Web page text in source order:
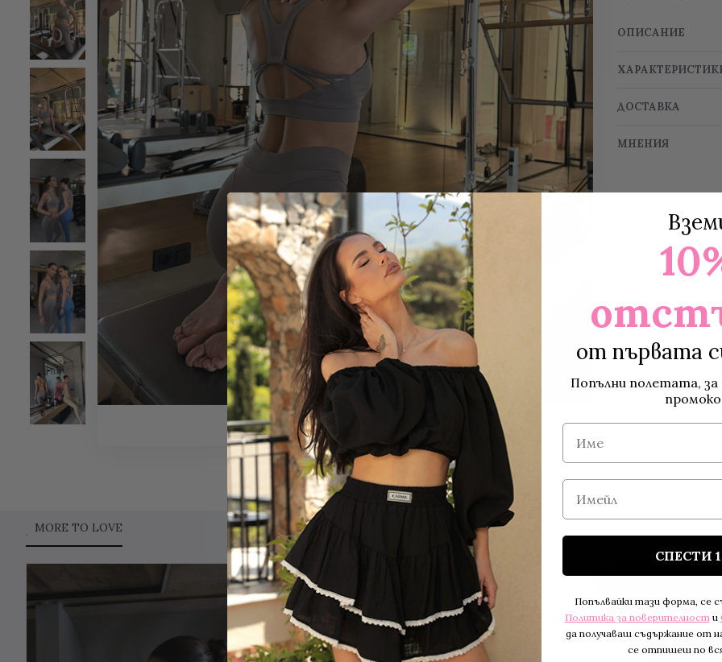
ОПИСАНИЕ
ДОСТАВКА
МНЕНИЯ
MORE TO LOVE
BESTSELLER
от първата
Попълни полетата, за
Име
Имейл
СПЕСТИ
Попълвайки тази форма, се
Политика за поверителност и
да получаваш съдържание от
се отпишеш по